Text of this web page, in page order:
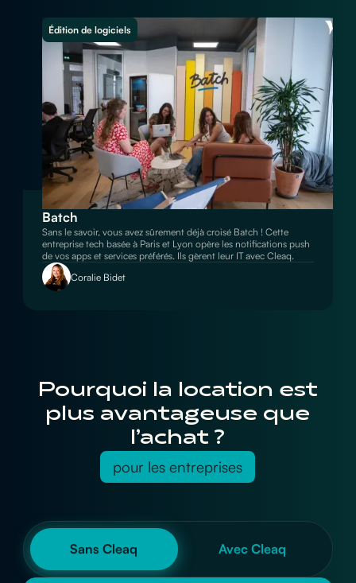
Édition de logiciels
Batch
Sans le savoir, vous avez sûrement déjà croisé Batch ! Cette
entreprise tech basée à Paris et Lyon opère les notifications push
de vos apps et services préférés. Ils gèrent leur IT avec Cleaq.
Coralie Bidet
Pourquoi la location est
plus avantageuse que
l’achat ?
pour les entreprises
Sans Cleaq Avec Cleaq